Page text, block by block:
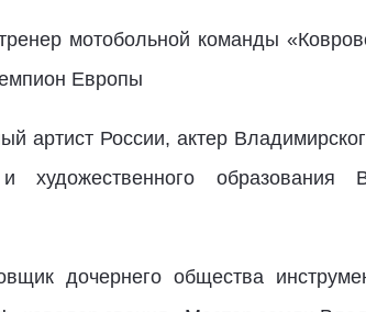
мотобольной команды
Европы
артист России, актер
образования
дочернего общества